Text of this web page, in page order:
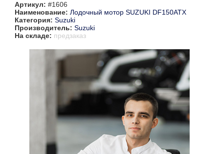
Артикул: #1606
Наименование: Лодочный мотор SUZUKI DF150ATX
Категория: Suzuki
Производитель: Suzuki
На складе: предзаказ